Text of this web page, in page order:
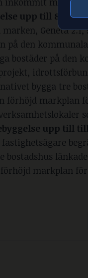
upp till 8
Geneta
på den
bostäder på
bygga tre
förhöjd markplan
upp till till
markplan